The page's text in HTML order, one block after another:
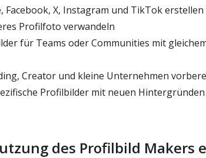
Facebook, X, Instagram und TikTok erstellen
Profilfoto verwandeln
für Teams oder Communities mit
Creator und kleine Unternehmen
Profilbilder mit neuen
des Profilbild Makers